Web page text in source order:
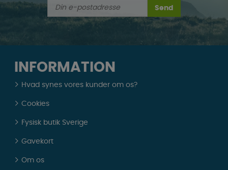
Send
INFORMATION
Hvad synes vores kunder om os?
Cookies
Fysisk butik Sverige
Gavekort
Om os